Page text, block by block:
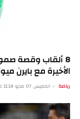
8 ألقاب وقصة
الأخيرة مع بايرن
رياضة الخميس 07 مايو 11:14 م